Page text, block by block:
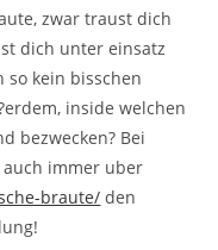
zwar traust dich
dich unter einsatz
so kein bisschen
inside welchen
bezwecken? Bei
immer uber
braute/ den